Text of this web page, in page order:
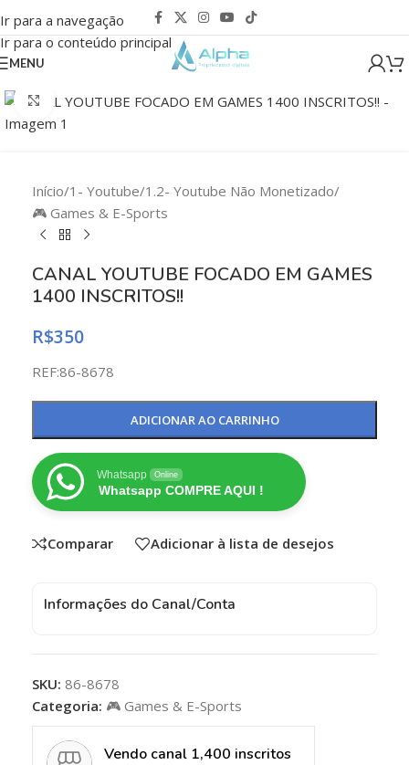
Ir para a navegação
Ir para o conteúdo principal
MENU
Clique para ampliar
Início/1- Youtube/1.2- Youtube Não Monetizado/
🎮 Games & E-Sports
CANAL YOUTUBE FOCADO EM GAMES
1400 INSCRITOS!!
R$350
REF:86-8678
ADICIONAR AO CARRINHO
Whatsapp Online
Whatsapp COMPRE AQUI !
Comparar Adicionar à lista de desejos
Informações do Canal/Conta
SKU: 86-8678
Categoria: 🎮 Games & E-Sports
Vendo canal 1,400 inscritos